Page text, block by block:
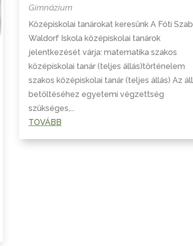
Gimnázium
Középiskolai tanárokat keresünk A Fóti
Waldorf Iskola középiskolai tanárok
jelentkezését várja: matematika szakos
középiskolai tanár (teljes állás)történelem
szakos középiskolai tanár (teljes állás) Az
betöltéséhez egyetemi végzettség
szükséges,...
TOVÁBB